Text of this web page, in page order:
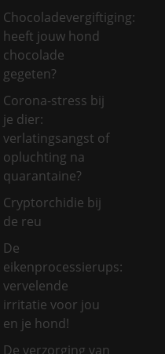
Chocoladevergiftiging:
heeft jouw hond
chocolade
gegeten?
Corona-stress bij
je dier:
verlatingsangst of
opluchting na
quarantaine?
Cryptorchidie bij
de reu
De
eikenprocessierups:
vervelende
irritatie voor jou
en je hond!
De verzorging van